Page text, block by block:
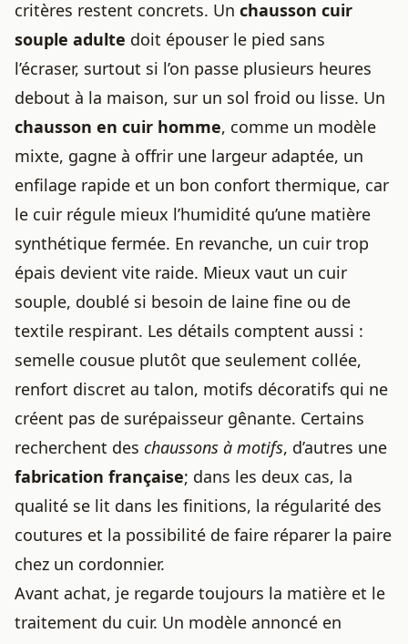
critères restent concrets. Un chausson cuir
souple adulte doit épouser le pied sans
l’écraser, surtout si l’on passe plusieurs heures
debout à la maison, sur un sol froid ou lisse. Un
chausson en cuir homme, comme un modèle
mixte, gagne à offrir une largeur adaptée, un
enfilage rapide et un bon confort thermique, car
le cuir régule mieux l’humidité qu’une matière
synthétique fermée. En revanche, un cuir trop
épais devient vite raide. Mieux vaut un cuir
souple, doublé si besoin de laine fine ou de
textile respirant. Les détails comptent aussi :
semelle cousue plutôt que seulement collée,
renfort discret au talon, motifs décoratifs qui ne
créent pas de surépaisseur gênante. Certains
recherchent des chaussons à motifs, d’autres une
fabrication française; dans les deux cas, la
qualité se lit dans les finitions, la régularité des
coutures et la possibilité de faire réparer la paire
chez un cordonnier.
Avant achat, je regarde toujours la matière et le
traitement du cuir. Un modèle annoncé en